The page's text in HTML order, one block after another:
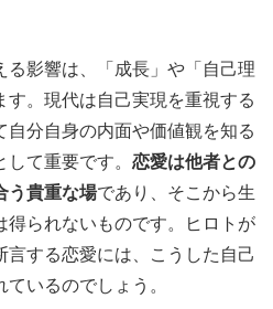
る影響は、「成長」や「自己理
。現代は自己実現を重視する
自分自身の内面や価値観を知る
て重要です。 恋愛は他者との
う貴重な場であり、そこから生
得られないものです。ヒロトが
言する恋愛には、こうした自己
いるのでしょう。